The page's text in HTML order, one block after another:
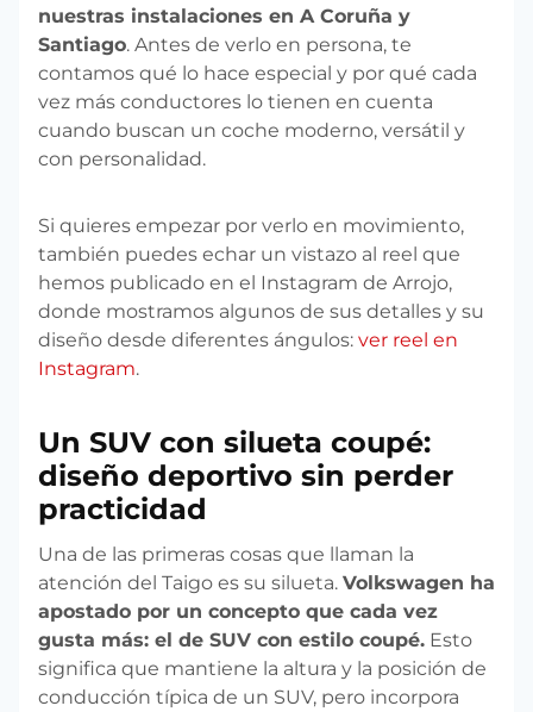
nuestras instalaciones en A Coruña y
Santiago. Antes de verlo en persona, te
contamos qué lo hace especial y por qué cada
vez más conductores lo tienen en cuenta
cuando buscan un coche moderno, versátil y
con personalidad.
Si quieres empezar por verlo en movimiento,
también puedes echar un vistazo al reel que
hemos publicado en el Instagram de Arrojo,
donde mostramos algunos de sus detalles y su
diseño desde diferentes ángulos: ver reel en
Instagram.
Un SUV con silueta coupé:
diseño deportivo sin perder
practicidad
Una de las primeras cosas que llaman la
atención del Taigo es su silueta. Volkswagen ha
apostado por un concepto que cada vez
gusta más: el de SUV con estilo coupé. Esto
significa que mantiene la altura y la posición de
conducción típica de un SUV, pero incorpora